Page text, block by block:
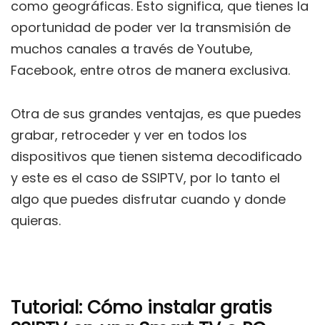
como geográficas. Esto significa, que tienes la
oportunidad de poder ver la transmisión de
muchos canales a través de Youtube,
Facebook, entre otros de manera exclusiva.
Otra de sus grandes ventajas, es que puedes
grabar, retroceder y ver en todos los
dispositivos que tienen sistema decodificado
y este es el caso de SSIPTV, por lo tanto el
algo que puedes disfrutar cuando y donde
quieras.
Tutorial: Cómo instalar gratis